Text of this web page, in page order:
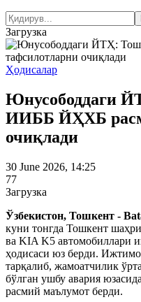
Загрузка
Ҳодисалар
Юнусободдаги
ИИББ ЙҲХБ
очиқлади
30 June 2026, 14:25
77
Загрузка
Ўзбекистон, Тошкент -
куни тонгда Тошкент
ва KIA K5 автомобиллари
ҳодисаси юз берди.
тарқалиб, жамоатчилик
бўлган ушбу авария
расмий маълумот берди.